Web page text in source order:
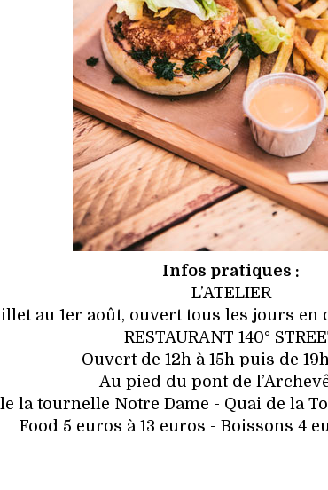
Infos pratiques :
L’ATELIER
au 1er août, ouvert tous les jours
RESTAURANT 140°
Ouvert de 12h à 15h puis de
Au pied du pont de
la tournelle Notre Dame - Quai de la
Food 5 euros à 13 euros - Boissons 4